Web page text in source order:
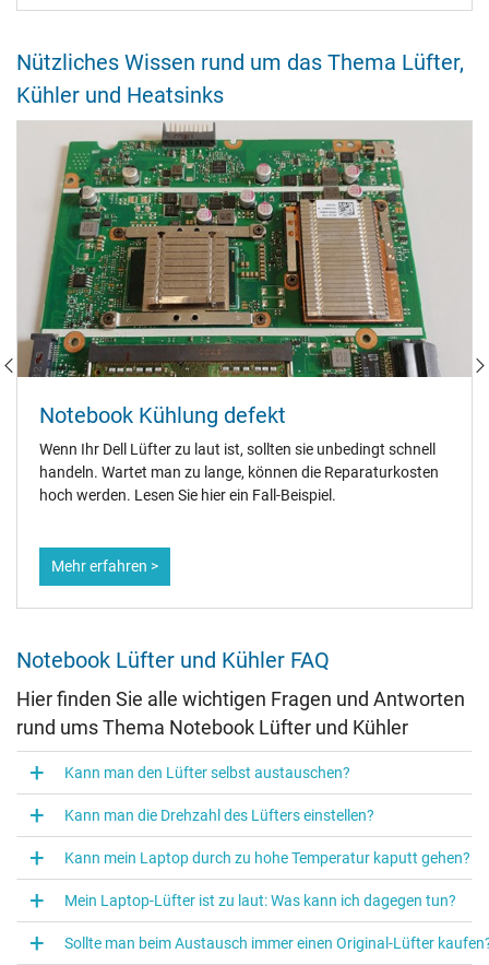
Nützliches Wissen rund um das Thema Lüfter,
Kühler und Heatsinks
Notebook Kühlung defekt
Wenn Ihr Dell Lüfter zu laut ist, sollten sie unbedingt schnell
handeln. Wartet man zu lange, können die Reparaturkosten
hoch werden. Lesen Sie hier ein Fall-Beispiel.
Mehr erfahren >
Notebook Lüfter und Kühler FAQ
Hier finden Sie alle wichtigen Fragen und Antworten
rund ums Thema Notebook Lüfter und Kühler
Kann man den Lüfter selbst austauschen?
Kann man die Drehzahl des Lüfters einstellen?
Kann mein Laptop durch zu hohe Temperatur kaputt gehen?
Mein Laptop-Lüfter ist zu laut: Was kann ich dagegen tun?
Sollte man beim Austausch immer einen Original‑Lüfter